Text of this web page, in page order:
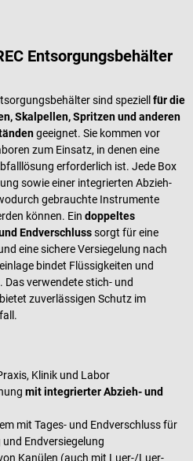
Entsorgungsbehälter
sind speziell für die
Skalpellen, Spritzen und anderen
geeignet. Sie kommen vor
zum Einsatz, in denen eine
erforderlich ist. Jede Box
sowie einer integrierten Abzieh-
gebrauchte Instrumente
können. Ein doppeltes
Endverschlusssorgt für eine
eine sichere Versiegelung nach
bindet Flüssigkeiten und
verwendete stich- und
zuverlässigen Schutz im
Klinik und Labor
mit integrierter Abzieh- und
mit Tages- und Endverschluss für
Endversiegelung
Kanülen (auch mit Luer-/Luer-